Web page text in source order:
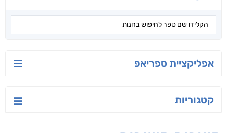
אפליקציית ספריאפ
קטגוריות